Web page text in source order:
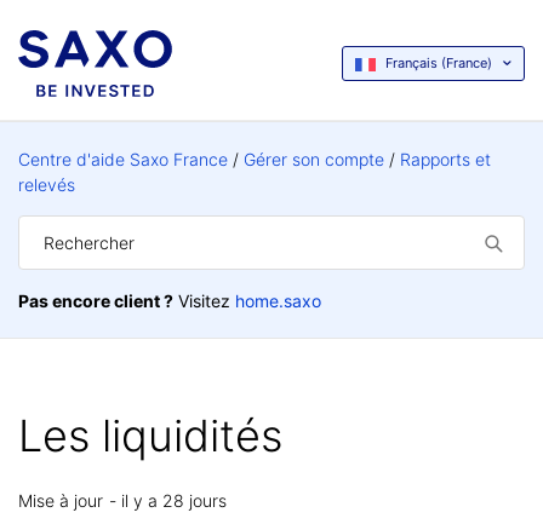
Français (France)
Centre d'aide Saxo France Gérer son compte
Rapports et
relevés
Pas encore client ? Visitez home.saxo
Les liquidités
Mise à jour il y a 28 jours